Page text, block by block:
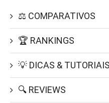
⚖️ COMPARATIVOS
🏆 RANKINGS
💡 DICAS & TUTORIAIS
🔍 REVIEWS